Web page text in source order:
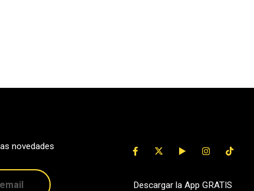
novedades
Descargar la App GRATIS